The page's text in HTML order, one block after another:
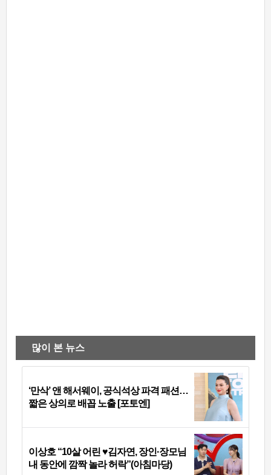
많이 본 뉴스
‘만삭’ 앤 해서웨이, 공식석상 파격 패션…
짧은 상의로 배꼽 노출 [포토엔]
이상호 “10살 어린 ♥김자연, 장인·장모님
내 동안에 깜짝 놀라 허락”(아침마당)